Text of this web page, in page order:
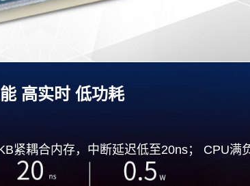
高实时 低功耗
耦合内存，中断延迟低至20ns； CPU满